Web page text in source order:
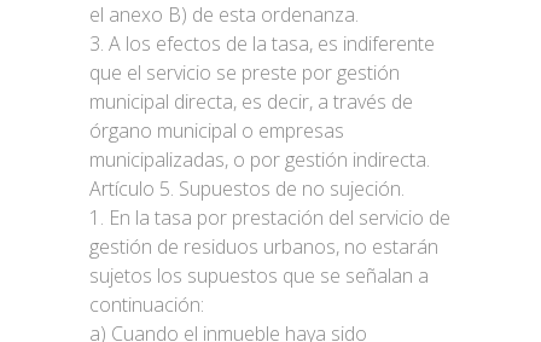
el anexo B) de esta ordenanza.
3. A los efectos de la tasa, es indiferente
que el servicio se preste por gestión
municipal directa, es decir, a través de
órgano municipal o empresas
municipalizadas, o por gestión indirecta.
Artículo 5. Supuestos de no sujeción.
1. En la tasa por prestación del servicio de
gestión de residuos urbanos, no estarán
sujetos los supuestos que se señalan a
continuación:
a) Cuando el inmueble haya sido